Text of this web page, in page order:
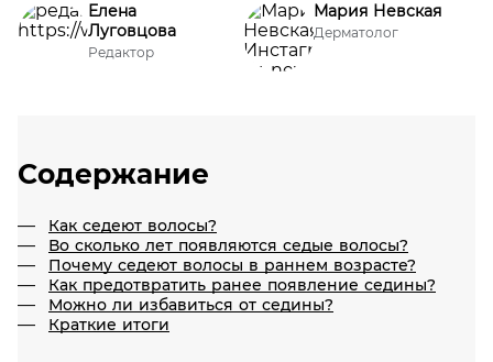
Елена
Луговцова
Редактор
Мария Невская
Дерматолог
Содержание
Как седеют волосы?
Во сколько лет появляются седые волосы?
Почему седеют волосы в раннем возрасте?
Как предотвратить ранее появление седины?
Можно ли избавиться от седины?
Краткие итоги